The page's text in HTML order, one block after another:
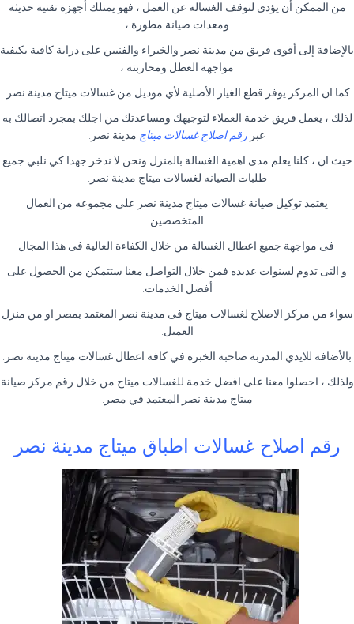
من الممكن أن يؤدي لتوقف الغسالة عن العمل ، فهو يمتلك أجهزة تقنية حديثة
ومعدات صيانة مطورة ،
بالإضافة إلى أقوى فريق من مدينة نصر والخبراء والفنيين على دراية كافية بكيفية
مواجهة العطل ومحاربته ،
كما ان المركز يوفر قطع الغيار الأصلية لأي موديل من غسالات ميتاج مدينة نصر.
لذلك ، يعمل فريق خدمة العملاء لتوجيهك ومساعدتك من اجلك بمجرد اتصالك به
عبر رقم اصلاح غسالات ميتاج مدينة نصر.
حيث ان ، كلنا يعلم مدى اهمية الغسالة بالمنزل ونحن لا ندخر جهدا كي نلبي جميع
طلبات الصيانه لغسالات ميتاج مدينة نصر.
يعتمد توكيل صيانة غسالات ميتاج مدينة نصر على مجموعه من العمال
المتخصصين
فى مواجهة جميع اعطال الغسالة من خلال الكفاءة العالية فى هذا المجال
و التى تدوم لسنوات عديده فمن خلال التواصل معنا ستتمكن من الحصول على
أفضل الخدمات.
سواء من مركز الاصلاح لغسالات ميتاج فى مدينة نصر المعتمد بمصر او من منزل
العميل.
بالأضافة للايدي المدربة صاحبة الخبرة في كافة اعطال غسالات ميتاج مدينة نصر.
ولذلك ، احصلوا معنا على افضل خدمة للغسالات ميتاج من خلال رقم مركز صيانة
ميتاج مدينة نصر المعتمد في مصر.
رقم اصلاح غسالات اطباق ميتاج مدينة نصر